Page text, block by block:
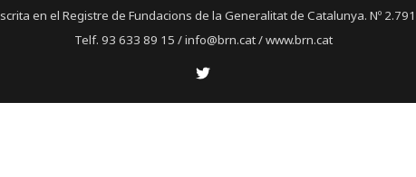
en el Registre de Fundacions de la Generalitat de Catalunya. Nº
Telf. 93 633 89 15 / info@brn.cat / www.brn.cat